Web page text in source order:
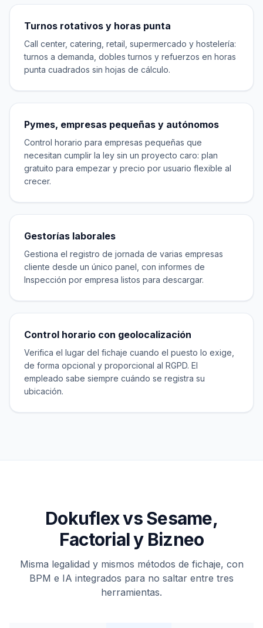
Turnos rotativos y horas punta
Call center, catering, retail, supermercado y hostelería:
turnos a demanda, dobles turnos y refuerzos en horas
punta cuadrados sin hojas de cálculo.
Pymes, empresas pequeñas y autónomos
Control horario para empresas pequeñas que
necesitan cumplir la ley sin un proyecto caro: plan
gratuito para empezar y precio por usuario flexible al
crecer.
Gestorías laborales
Gestiona el registro de jornada de varias empresas
cliente desde un único panel, con informes de
Inspección por empresa listos para descargar.
Control horario con geolocalización
Verifica el lugar del fichaje cuando el puesto lo exige,
de forma opcional y proporcional al RGPD. El
empleado sabe siempre cuándo se registra su
ubicación.
Dokuflex vs Sesame,
Factorial y Bizneo
Misma legalidad y mismos métodos de fichaje, con
BPM e IA integrados para no saltar entre tres
herramientas.